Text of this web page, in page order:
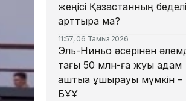
жеңісі Қазақстанның
арттыра ма?
11:57, 06 Тамыз 2026
Эль-Ниньо әсерінен
тағы 50 млн-ға жуық адам
аштыққа ұшырауы мүмкін –
БҰҰ